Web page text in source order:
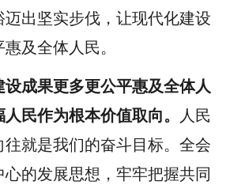
出坚实步伐，让现代化建设
及全体人民。
成果更多更公平惠及全体人
民作为根本价值取向。 人民
就是我们的奋斗目标。全会
心的发展思想，牢牢把握共同